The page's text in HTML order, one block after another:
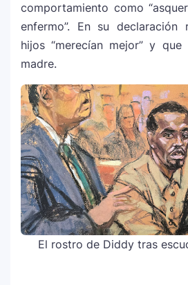
¿Cristian Castro terminó
Kühne? El cantante
amorosa y confiesa que
8
Bad Bunny causa
antes de iniciar su gira
FOToS World Tour”
9
Maluma se corona
en Premios Juventud
homenaje a la moda
10
Carín León y Ricky
comportamiento como
enfermo”. En su declaración
hijos “merecían mejor” y
madre.
El rostro de Diddy tras